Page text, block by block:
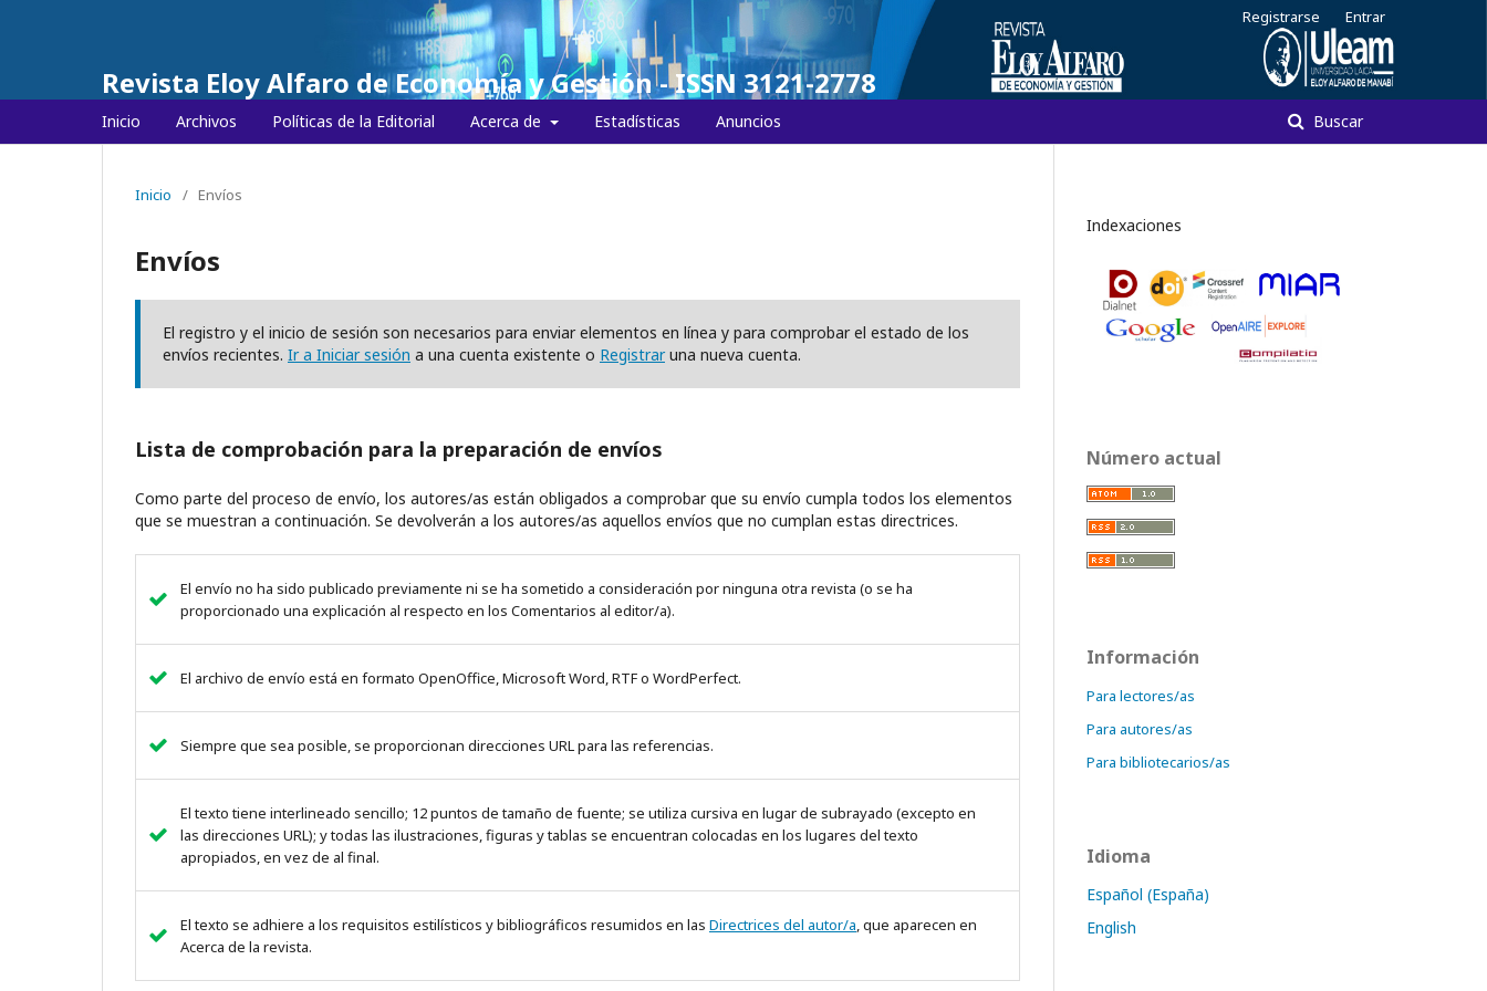
Revista Eloy Alfaro de Economía y Gestión - ISSN 3121-2778
Inicio Archivos Políticas de la Editorial Acerca de Estadísticas Anuncios Buscar
Registrarse Entrar
Inicio / Envíos
Envíos
El registro y el inicio de sesión son necesarios para enviar elementos en línea y para comprobar el estado de los
envíos recientes. Ir a Iniciar sesión a una cuenta existente o Registraruna nueva cuenta.
Lista de comprobación para la preparación de envíos
Como parte del proceso de envío, los autores/as están obligados a comprobar que su envío cumpla todos los elementos
que se muestran a continuación. Se devolverán a los autores/as aquellos envíos que no cumplan estas directrices.
El envío no ha sido publicado previamente ni se ha sometido a consideración por ninguna otra revista (o se ha
proporcionado una explicación al respecto en los Comentarios al editor/a).
El archivo de envío está en formato OpenOffice, Microsoft Word, RTF o WordPerfect.
Siempre que sea posible, se proporcionan direcciones URL para las referencias.
El texto tiene interlineado sencillo; 12 puntos de tamaño de fuente; se utiliza cursiva en lugar de subrayado (excepto en
las direcciones URL); y todas las ilustraciones, figuras y tablas se encuentran colocadas en los lugares del texto
apropiados, en vez de al final.
El texto se adhiere a los requisitos estilísticos y bibliográficos resumidos en las Directrices del autor/a, que aparecen en
Acerca de la revista.
Indexaciones
Número actual
Información
Para lectores/as
Para autores/as
Para bibliotecarios/as
Idioma
Español (España)
English